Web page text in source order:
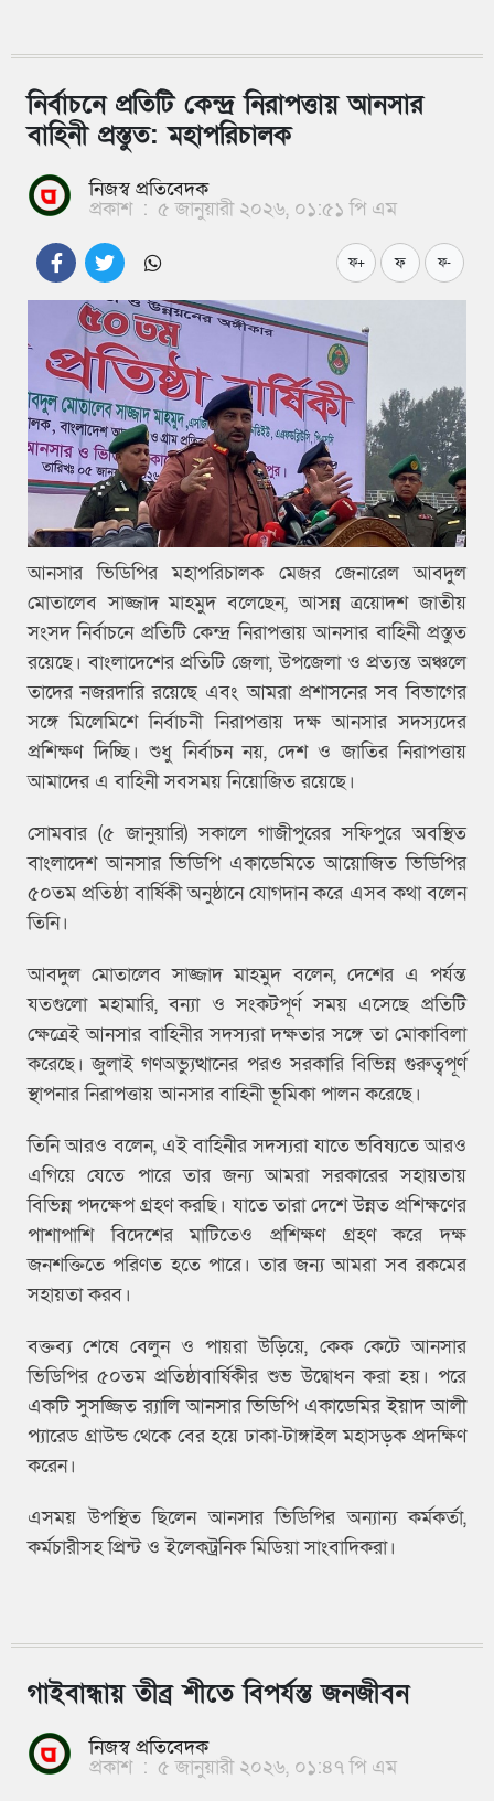
নির্বাচনে প্রতিটি কেন্দ্র নিরাপত্তায় আনসার
বাহিনী প্রস্তুত: মহাপরিচালক
নিজস্ব প্রতিবেদক
প্রকাশ : ৫ জানুয়ারী ২০২৬, ০১:৫১ পি এম
ফ+ ফ ফ-
আনসার ভিডিপির মহাপরিচালক মেজর জেনারেল আবদুল
মোতালেব সাজ্জাদ মাহমুদ বলেছেন, আসন্ন ত্রয়োদশ জাতীয়
সংসদ নির্বাচনে প্রতিটি কেন্দ্র নিরাপত্তায় আনসার বাহিনী প্রস্তুত
রয়েছে। বাংলাদেশের প্রতিটি জেলা, উপজেলা ও প্রত্যন্ত অঞ্চলে
তাদের নজরদারি রয়েছে এবং আমরা প্রশাসনের সব বিভাগের
সঙ্গে মিলেমিশে নির্বাচনী নিরাপত্তায় দক্ষ আনসার সদস্যদের
প্রশিক্ষণ দিচ্ছি। শুধু নির্বাচন নয়, দেশ ও জাতির নিরাপত্তায়
আমাদের এ বাহিনী সবসময় নিয়োজিত রয়েছে।
সোমবার (৫ জানুয়ারি) সকালে গাজীপুরের সফিপুরে অবস্থিত
বাংলাদেশ আনসার ভিডিপি একাডেমিতে আয়োজিত ভিডিপির
৫০তম প্রতিষ্ঠা বার্ষিকী অনুষ্ঠানে যোগদান করে এসব কথা বলেন
তিনি।
আবদুল মোতালেব সাজ্জাদ মাহমুদ বলেন, দেশের এ পর্যন্ত
যতগুলো মহামারি, বন্যা ও সংকটপূর্ণ সময় এসেছে প্রতিটি
ক্ষেত্রেই আনসার বাহিনীর সদস্যরা দক্ষতার সঙ্গে তা মোকাবিলা
করেছে। জুলাই গণঅভ্যুত্থানের পরও সরকারি বিভিন্ন গুরুত্বপূর্ণ
স্থাপনার নিরাপত্তায় আনসার বাহিনী ভূমিকা পালন করেছে।
তিনি আরও বলেন, এই বাহিনীর সদস্যরা যাতে ভবিষ্যতে আরও
এগিয়ে যেতে পারে তার জন্য আমরা সরকারের সহায়তায়
বিভিন্ন পদক্ষেপ গ্রহণ করছি। যাতে তারা দেশে উন্নত প্রশিক্ষণের
পাশাপাশি বিদেশের মাটিতেও প্রশিক্ষণ গ্রহণ করে দক্ষ
জনশক্তিতে পরিণত হতে পারে। তার জন্য আমরা সব রকমের
সহায়তা করব।
বক্তব্য শেষে বেলুন ও পায়রা উড়িয়ে, কেক কেটে আনসার
ভিডিপির ৫০তম প্রতিষ্ঠাবার্ষিকীর শুভ উদ্বোধন করা হয়। পরে
একটি সুসজ্জিত র‍্যালি আনসার ভিডিপি একাডেমির ইয়াদ আলী
প্যারেড গ্রাউন্ড থেকে বের হয়ে ঢাকা-টাঙ্গাইল মহাসড়ক প্রদক্ষিণ
করেন।
এসময় উপস্থিত ছিলেন আনসার ভিডিপির অন্যান্য কর্মকর্তা,
কর্মচারীসহ প্রিন্ট ও ইলেকট্রনিক মিডিয়া সাংবাদিকরা।
গাইবান্ধায় তীব্র শীতে বিপর্যস্ত জনজীবন
নিজস্ব প্রতিবেদক
প্রকাশ : ৫ জানুয়ারী ২০২৬, ০১:৪৭ পি এম